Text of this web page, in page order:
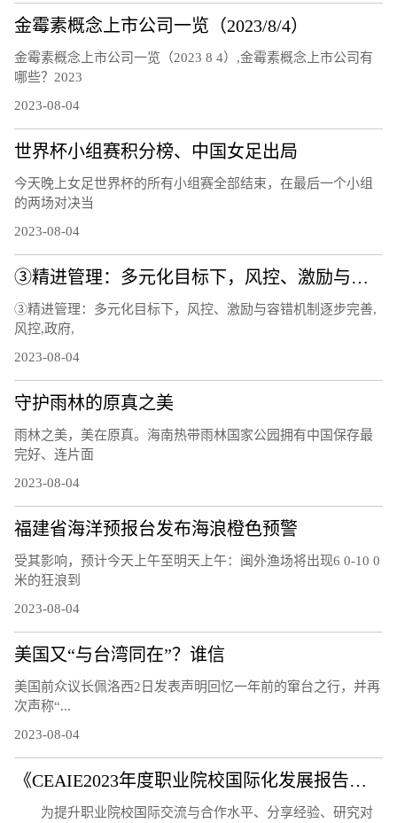
金霉素概念上市公司一览（2023/8/4）
金霉素概念上市公司一览（2023 8 4）,金霉素概念上市公司有
哪些？2023
2023-08-04
世界杯小组赛积分榜、中国女足出局
今天晚上女足世界杯的所有小组赛全部结束，在最后一个小组
的两场对决当
2023-08-04
③精进管理：多元化目标下，风控、激励与容错机制逐步完善
③精进管理：多元化目标下，风控、激励与容错机制逐步完善,
风控,政府,
2023-08-04
守护雨林的原真之美
雨林之美，美在原真。海南热带雨林国家公园拥有中国保存最
完好、连片面
2023-08-04
福建省海洋预报台发布海浪橙色预警
受其影响，预计今天上午至明天上午：闽外渔场将出现6 0-10 0
米的狂浪到
2023-08-04
美国又“与台湾同在”？谁信
美国前众议长佩洛西2日发表声明回忆一年前的窜台之行，并再
次声称“...
2023-08-04
《CEAIE2023年度职业院校国际化发展报告——国际化教师队伍建设情况分析》问卷调研及案例征集通知
为提升职业院校国际交流与合作水平、分享经验、研究对